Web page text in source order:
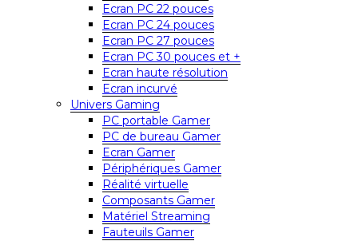
Ecran PC 22 pouces
Ecran PC 24 pouces
Ecran PC 27 pouces
Ecran PC 30 pouces et +
Ecran haute résolution
Ecran incurvé
Univers Gaming
PC portable Gamer
PC de bureau Gamer
Ecran Gamer
Périphériques Gamer
Réalité virtuelle
Composants Gamer
Matériel Streaming
Fauteuils Gamer